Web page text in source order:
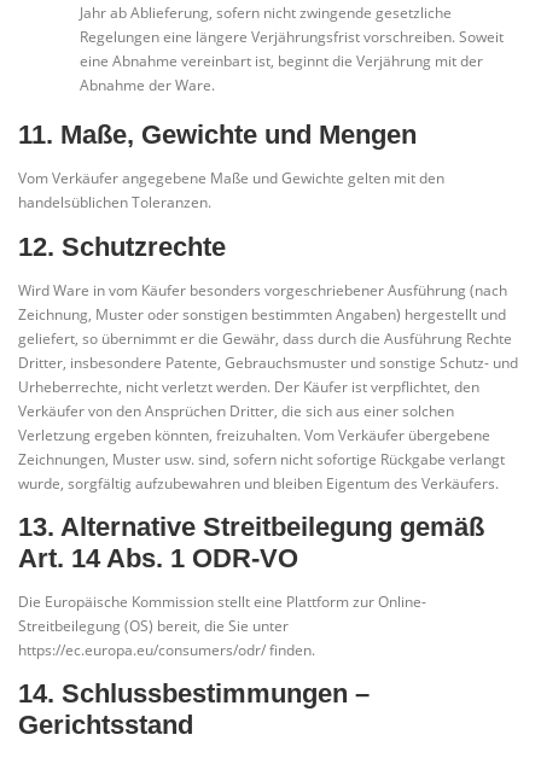
Jahr ab Ablieferung, sofern nicht zwingende gesetzliche
Regelungen eine längere Verjährungsfrist vorschreiben. Soweit
eine Abnahme vereinbart ist, beginnt die Verjährung mit der
Abnahme der Ware.
11. Maße, Gewichte und Mengen
Vom Verkäufer angegebene Maße und Gewichte gelten mit den
handelsüblichen Toleranzen.
12. Schutzrechte
Wird Ware in vom Käufer besonders vorgeschriebener Ausführung (nach
Zeichnung, Muster oder sonstigen bestimmten Angaben) hergestellt und
geliefert, so übernimmt er die Gewähr, dass durch die Ausführung Rechte
Dritter, insbesondere Patente, Gebrauchsmuster und sonstige Schutz- und
Urheberrechte, nicht verletzt werden. Der Käufer ist verpflichtet, den
Verkäufer von den Ansprüchen Dritter, die sich aus einer solchen
Verletzung ergeben könnten, freizuhalten. Vom Verkäufer übergebene
Zeichnungen, Muster usw. sind, sofern nicht sofortige Rückgabe verlangt
wurde, sorgfältig aufzubewahren und bleiben Eigentum des Verkäufers.
13. Alternative Streitbeilegung gemäß
Art. 14 Abs. 1 ODR-VO
Die Europäische Kommission stellt eine Plattform zur Online-
Streitbeilegung (OS) bereit, die Sie unter
https://ec.europa.eu/consumers/odr/ finden.
14. Schlussbestimmungen –
Gerichtsstand